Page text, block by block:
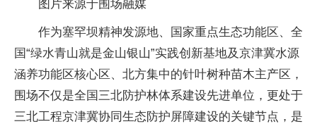
图片来源于围场融媒
作为塞罕坝精神发源地、国家重点生态功能区、全
国“绿水青山就是金山银山”实践创新基地及京津冀水源
涵养功能区核心区、北方集中的针叶树种苗木主产区，
围场不仅是全国三北防护林体系建设先进单位，更处于
三北工程京津冀协同生态防护屏障建设的关键节点，是